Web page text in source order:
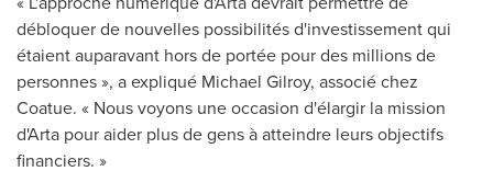
débloquer de nouvelles possibilités d'investissement qui
étaient auparavant hors de portée pour des millions de
personnes », a expliqué Michael Gilroy, associé chez
Coatue. « Nous voyons une occasion d'élargir la mission
d'Arta pour aider plus de gens à atteindre leurs objectifs
financiers. »